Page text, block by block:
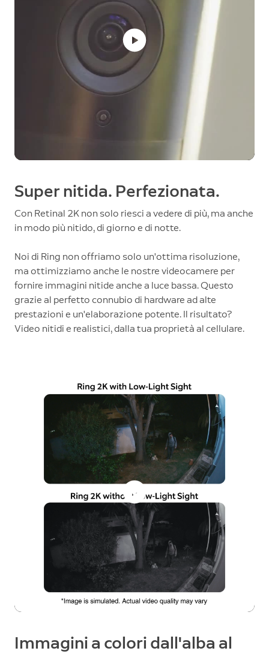
Super nitida. Perfezionata.
Con Retinal 2K non solo riesci a vedere di più, ma anche
in modo più nitido, di giorno e di notte.
Noi di Ring non offriamo solo un'ottima risoluzione,
ma ottimizziamo anche le nostre videocamere per
fornire immagini nitide anche a luce bassa. Questo
grazie al perfetto connubio di hardware ad alte
prestazioni e un'elaborazione potente. Il risultato?
Video nitidi e realistici, dalla tua proprietà al cellulare.
Immagini a colori dall'alba al